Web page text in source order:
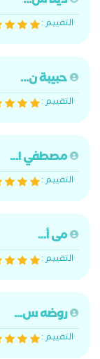
التقييم :
حبيبة ن...
التقييم :
مصطفي ا...
التقييم :
مى أ...
التقييم :
روضه س...
التقييم :